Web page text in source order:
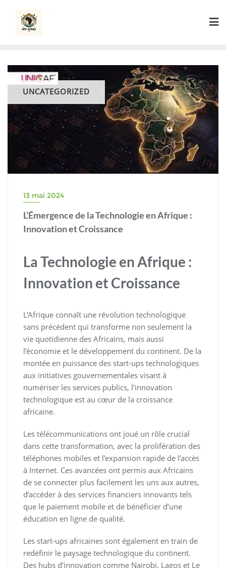
content
UNCATEGORIZED
13 mai 2024
L’Émergence de la Technologie en Afrique :
Innovation et Croissance
La Technologie en Afrique :
Innovation et Croissance
L’Afrique connaît une révolution technologique
sans précédent qui transforme non seulement la
vie quotidienne des Africains, mais aussi
l’économie et le développement du continent. De la
montée en puissance des start-ups technologiques
aux initiatives gouvernementales visant à
numériser les services publics, l’innovation
technologique est au cœur de la croissance
africaine.
Les télécommunications ont joué un rôle crucial
dans cette transformation, avec la prolifération des
téléphones mobiles et l’expansion rapide de l’accès
à Internet. Ces avancées ont permis aux Africains
de se connecter plus facilement les uns aux autres,
d’accéder à des services financiers innovants tels
que le paiement mobile et de bénéficier d’une
éducation en ligne de qualité.
Les start-ups africaines sont également en train de
redéfinir le paysage technologique du continent.
Des hubs d’innovation comme Nairobi, Lagos et Le